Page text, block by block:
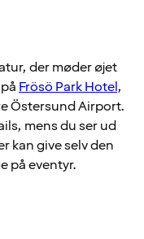
der møder øjet
Frösö Park Hotel,
Östersund Airport.
mens du ser ud
kan give selv den
på eventyr.